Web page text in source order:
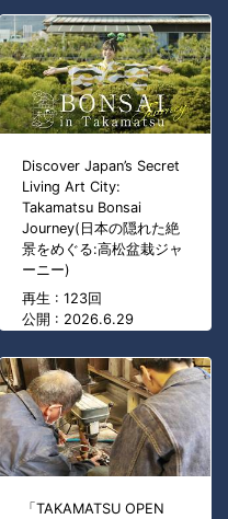
Discover Japan’s Secret
Living Art City:
Takamatsu Bonsai
Journey(日本の隠れた絶
景をめぐる:高松盆栽ジャ
ーニー)
再生 : 123回
公開 : 2026.6.29
「TAKAMATSU OPEN